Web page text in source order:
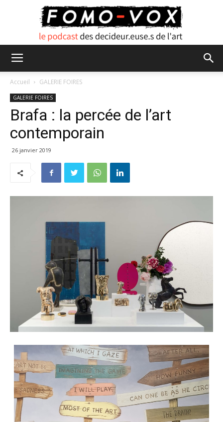
VOX
Accueil GALERIE FOIRES
GALERIE FOIRES
Brafa : la percée de l’art
contemporain
26 janvier 2019